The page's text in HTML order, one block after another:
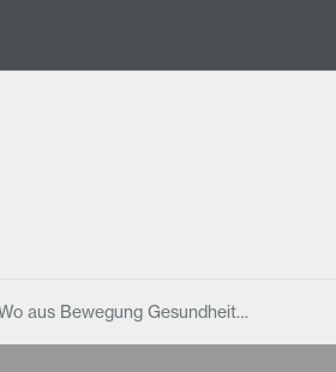
aus Bewegung Gesundheit…